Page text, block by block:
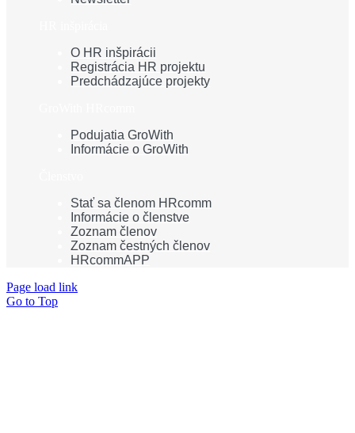
O HR inšpirácii
Registrácia HR projektu
Predchádzajúce projekty
Podujatia GroWith
Informácie o GroWith
Stať sa členom HRcomm
Informácie o členstve
Zoznam členov
Zoznam čestných členov
HRcommAPP
Page load link
Go to Top